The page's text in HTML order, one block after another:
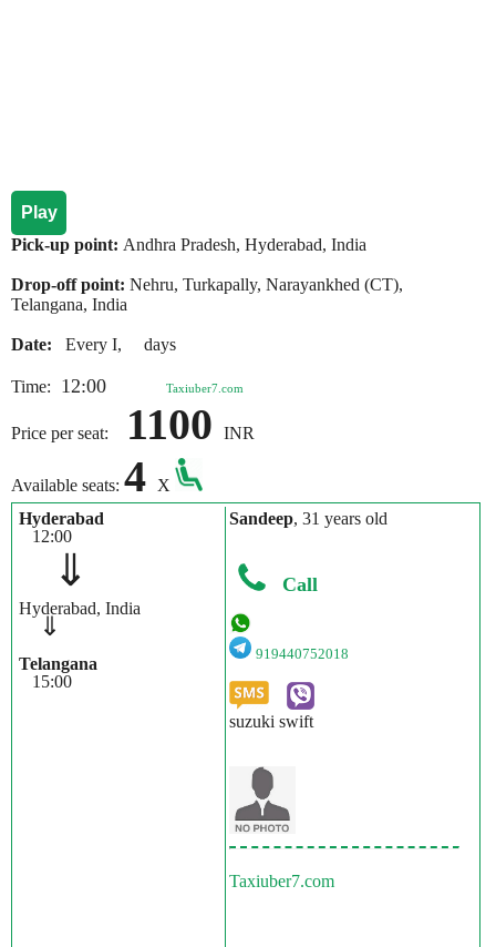
Play
Pick-up point: Andhra Pradesh, Hyderabad, India
Drop-off point: Nehru, Turkapally, Narayankhed (CT),
Telangana, India
Date: Every I, days
Time: 12:00 Taxiuber7.com
Price per seat: 1100 INR
Available seats: 4
X
Hyderabad
12:00
⇓
Hyderabad, India
⇓
Telangana
15:00
Sandeep, 31 years old
Call
919440752018
suzuki swift
Taxiuber7.com